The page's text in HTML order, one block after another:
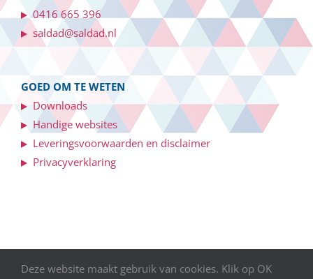
0416 665 396
saldad@saldad.nl
GOED OM TE WETEN
Downloads
Handige websites
Leveringsvoorwaarden en disclaimer
Privacyverklaring
©2026 SALDAD Salaris- en personeelsadministratie | Webdesign:
Deze website maakt gebruik van cookies. Klik op OK